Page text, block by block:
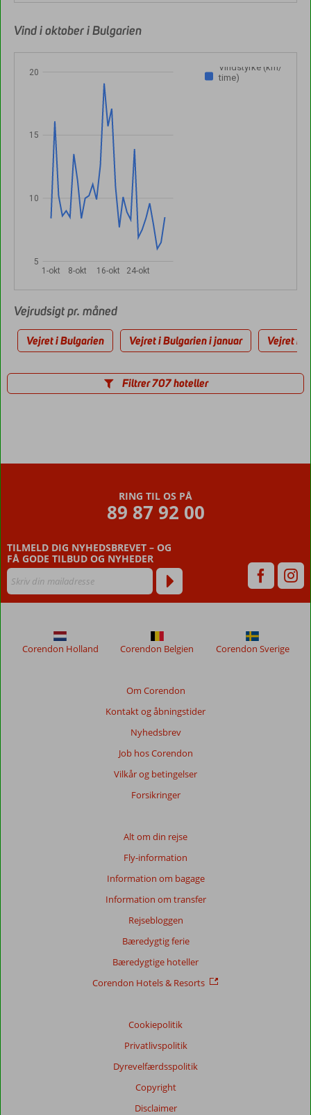
Vind i oktober i Bulgarien
Vindstyrke (km/
time)
1-okt 8-okt 16-okt 24-okt
5
10
15
20
Vejrudsigt pr. måned
Vejret i Bulgarien Vejret i Bulgarien i januar Vejret i
Filtrer 707 hoteller
RING TIL OS PÅ
89 87 92 00
TILMELD DIG NYHEDSBREVET – OG
FÅ GODE TILBUD OG NYHEDER
Om Corendon
Kontakt og åbningstider
Nyhedsbrev
Job hos Corendon
Vilkår og betingelser
Forsikringer
Alt om din rejse
Fly-information
Information om bagage
Information om transfer
Rejsebloggen
Bæredygtig ferie
Bæredygtige hoteller
Corendon Hotels & Resorts
Cookiepolitik
Privatlivspolitik
Dyrevelfærdsspolitik
Copyright
Disclaimer
Corendon Holland Corendon Belgien Corendon Sverige